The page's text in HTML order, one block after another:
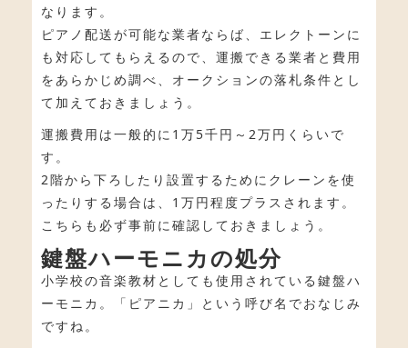
なります。
ピアノ配送が可能な業者ならば、エレクトーンに
も対応してもらえるので、運搬できる業者と費用
をあらかじめ調べ、オークションの落札条件とし
て加えておきましょう。
運搬費用は一般的に1万5千円～2万円くらいで
す。
2階から下ろしたり設置するためにクレーンを使
ったりする場合は、1万円程度プラスされます。
こちらも必ず事前に確認しておきましょう。
鍵盤ハーモニカの処分
小学校の音楽教材としても使用されている鍵盤ハ
ーモニカ。「ピアニカ」という呼び名でおなじみ
ですね。